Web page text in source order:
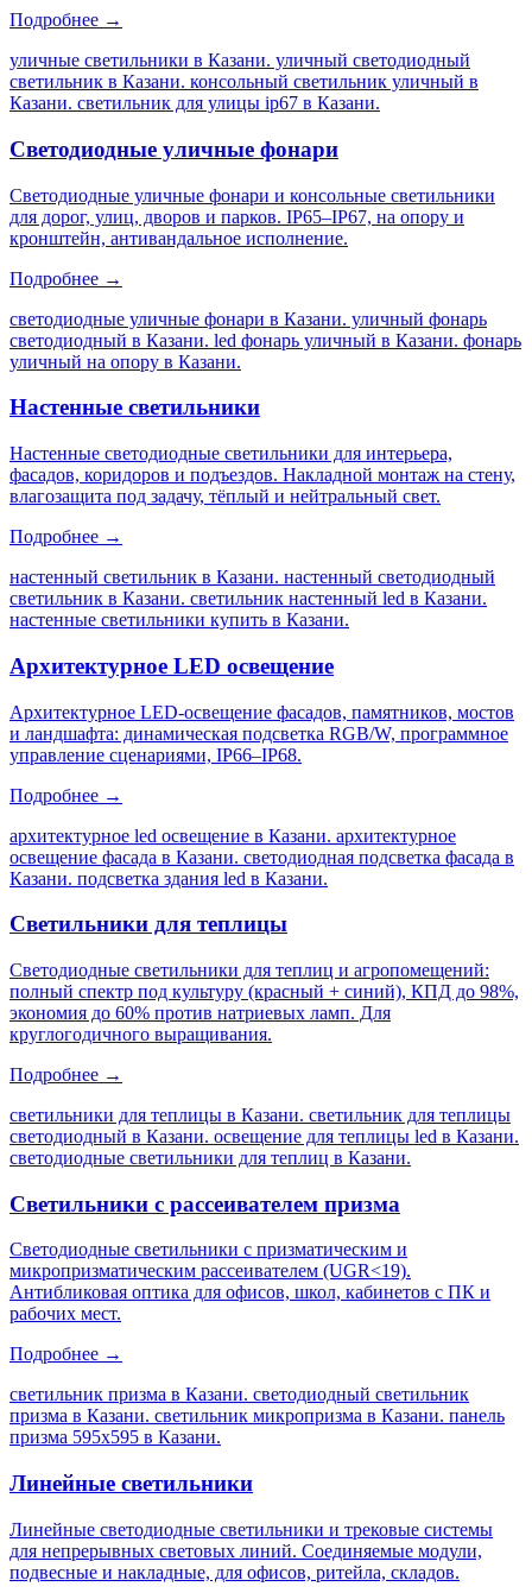
Подробнее →
уличные светильники в Казани. уличный светодиодный
светильник в Казани. консольный светильник уличный в
Казани. светильник для улицы ip67 в Казани.
Светодиодные уличные фонари
Светодиодные уличные фонари и консольные светильники
для дорог, улиц, дворов и парков. IP65–IP67, на опору и
кронштейн, антивандальное исполнение.
Подробнее →
светодиодные уличные фонари в Казани. уличный фонарь
светодиодный в Казани. led фонарь уличный в Казани. фонарь
уличный на опору в Казани.
Настенные светильники
Настенные светодиодные светильники для интерьера,
фасадов, коридоров и подъездов. Накладной монтаж на стену,
влагозащита под задачу, тёплый и нейтральный свет.
Подробнее →
настенный светильник в Казани. настенный светодиодный
светильник в Казани. светильник настенный led в Казани.
настенные светильники купить в Казани.
Архитектурное LED освещение
Архитектурное LED-освещение фасадов, памятников, мостов
и ландшафта: динамическая подсветка RGB/W, программное
управление сценариями, IP66–IP68.
Подробнее →
архитектурное led освещение в Казани. архитектурное
освещение фасада в Казани. светодиодная подсветка фасада в
Казани. подсветка здания led в Казани.
Светильники для теплицы
Светодиодные светильники для теплиц и агропомещений:
полный спектр под культуру (красный + синий), КПД до 98%,
экономия до 60% против натриевых ламп. Для
круглогодичного выращивания.
Подробнее →
светильники для теплицы в Казани. светильник для теплицы
светодиодный в Казани. освещение для теплицы led в Казани.
светодиодные светильники для теплиц в Казани.
Светильники с рассеивателем призма
Светодиодные светильники с призматическим и
микропризматическим рассеивателем (UGR<19).
Антибликовая оптика для офисов, школ, кабинетов с ПК и
рабочих мест.
Подробнее →
светильник призма в Казани. светодиодный светильник
призма в Казани. светильник микропризма в Казани. панель
призма 595х595 в Казани.
Линейные светильники
Линейные светодиодные светильники и трековые системы
для непрерывных световых линий. Соединяемые модули,
подвесные и накладные, для офисов, ритейла, складов.